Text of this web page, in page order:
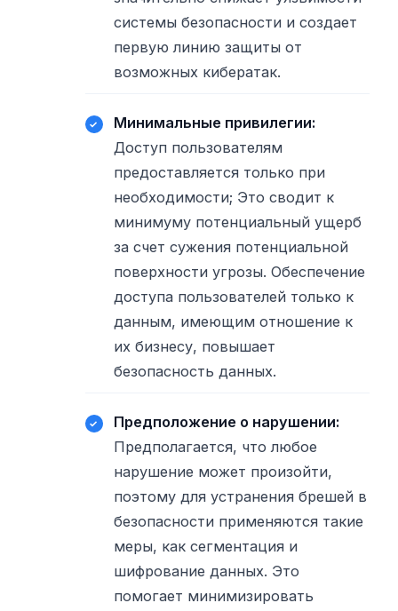
системы безопасности и создает
первую линию защиты от
возможных кибератак.
Минимальные привилегии:
Доступ пользователям
предоставляется только при
необходимости; Это сводит к
минимуму потенциальный ущерб
за счет сужения потенциальной
поверхности угрозы. Обеспечение
доступа пользователей только к
данным, имеющим отношение к
их бизнесу, повышает
безопасность данных.
Предположение о нарушении:
Предполагается, что любое
нарушение может произойти,
поэтому для устранения брешей в
безопасности применяются такие
меры, как сегментация и
шифрование данных. Это
помогает минимизировать